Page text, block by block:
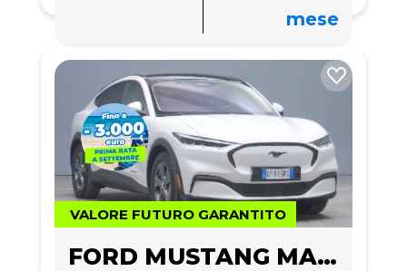
mese
VALORE FUTURO GARANTITO
FORD MUSTANG MACH-E